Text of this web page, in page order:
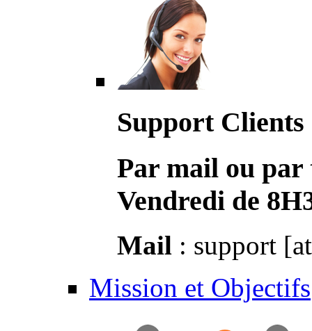
Support Clients
Par mail ou par
Vendredi de
Mail : support
Mission et Objectifs